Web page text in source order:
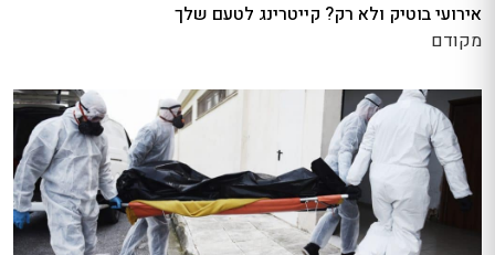
אירועי בוטיק ולא רק? קייטרינג לטעם שלך
מקודם